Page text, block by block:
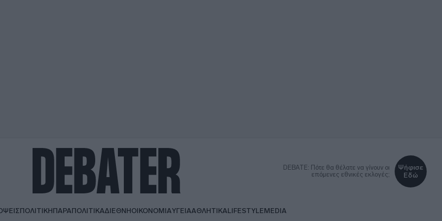
DEBATE: Πότε θα θέλατε να γίνουν οι
επόμενες εθνικές εκλογές;
Ψήφισε
Εδώ
ΠΟΛΙΤΙΚΗΠΑΡΑΠΟΛΙΤΙΚΑΔΙΕΘΝΗΟΙΚΟΝΟΜΙΑΥΓΕΙΑΑΘΛΗΤΙΚΑLIFESTYLEMEDIA